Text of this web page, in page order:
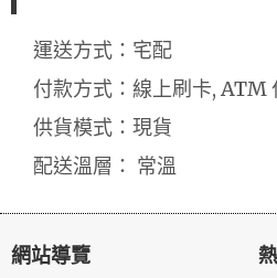
運送方式：宅配
付款方式：線上刷卡, ATM
供貨模式：現貨
配送溫層： 常溫
網站導覽